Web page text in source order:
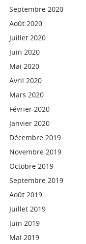
Septembre 2020
Août 2020
Juillet 2020
Juin 2020
Mai 2020
Avril 2020
Mars 2020
Février 2020
Janvier 2020
Décembre 2019
Novembre 2019
Octobre 2019
Septembre 2019
Août 2019
Juillet 2019
Juin 2019
Mai 2019